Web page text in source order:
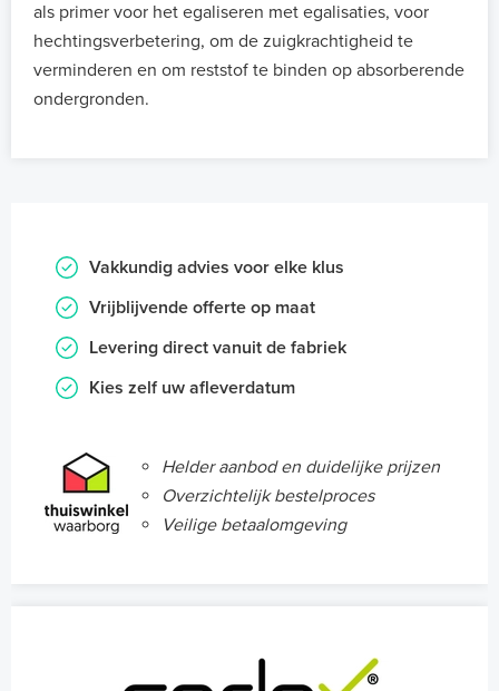
als primer voor het egaliseren met egalisaties, voor
hechtingsverbetering, om de zuigkrachtigheid te
verminderen en om reststof te binden op absorberende
ondergronden.
Vakkundig advies voor elke klus
Vrijblijvende offerte op maat
Levering direct vanuit de fabriek
Kies zelf uw afleverdatum
Helder aanbod en duidelijke prijzen
Overzichtelijk bestelproces
Veilige betaalomgeving